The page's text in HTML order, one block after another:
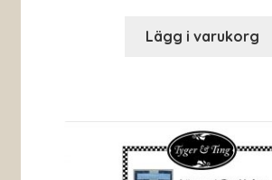
Lägg i varukorg